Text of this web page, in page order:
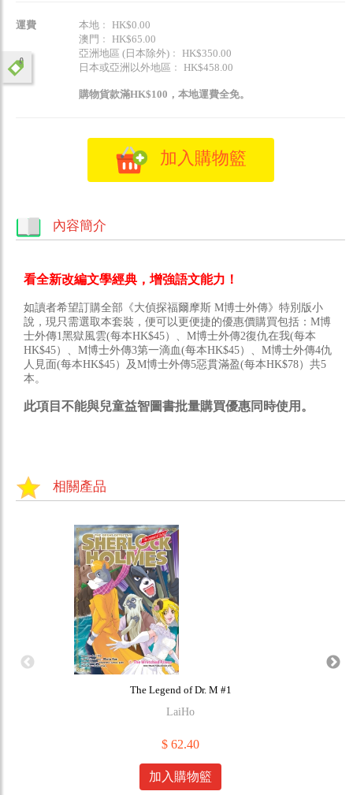
運費
本地﹕ HK$0.00
澳門﹕ HK$65.00
亞洲地區 (日本除外)﹕ HK$350.00
日本或亞洲以外地區﹕ HK$458.00
購物貨款滿HK$100，本地運費全免。
加入購物籃
內容簡介
看全新改編文學經典，增強語文能力！
如讀者希望訂購全部《大偵探福爾摩斯 M博士外傳》特別版小
說，現只需選取本套裝，便可以更便捷的優惠價購買包括：M博
士外傳1黑獄風雲(每本HK$45）、M博士外傳2復仇在我(每本
HK$45）、M博士外傳3第一滴血(每本HK$45）、M博士外傳4仇
人見面(每本HK$45）及M博士外傳5惡貫滿盈(每本HK$78）共5
本。
此項目不能與兒童益智圖書批量購買優惠同時使用。
相關產品
The Legend of Dr. M #1
LaiHo
$ 62.40
加入購物籃